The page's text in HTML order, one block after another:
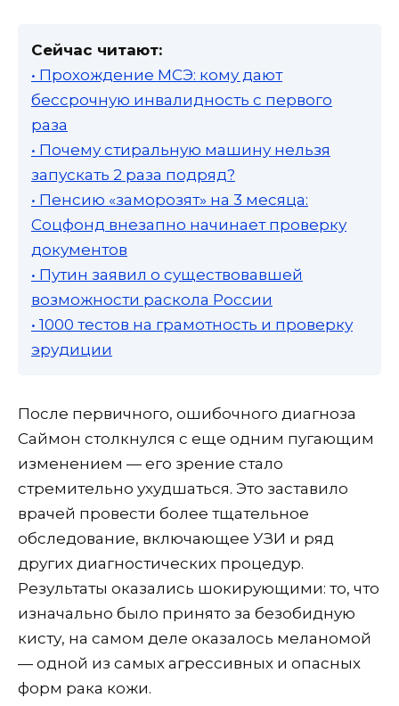
Сейчас читают:
• Прохождение МСЭ: кому дают
бессрочную инвалидность с первого
раза
• Почему стиральную машину нельзя
запускать 2 раза подряд?
• Пенсию «заморозят» на 3 месяца:
Соцфонд внезапно начинает проверку
документов
• Путин заявил о существовавшей
возможности раскола России
• 1000 тестов на грамотность и проверку
эрудиции
После первичного, ошибочного диагноза
Саймон столкнулся с еще одним пугающим
изменением — его зрение стало
стремительно ухудшаться. Это заставило
врачей провести более тщательное
обследование, включающее УЗИ и ряд
других диагностических процедур.
Результаты оказались шокирующими: то, что
изначально было принято за безобидную
кисту, на самом деле оказалось меланомой
— одной из самых агрессивных и опасных
форм рака кожи.